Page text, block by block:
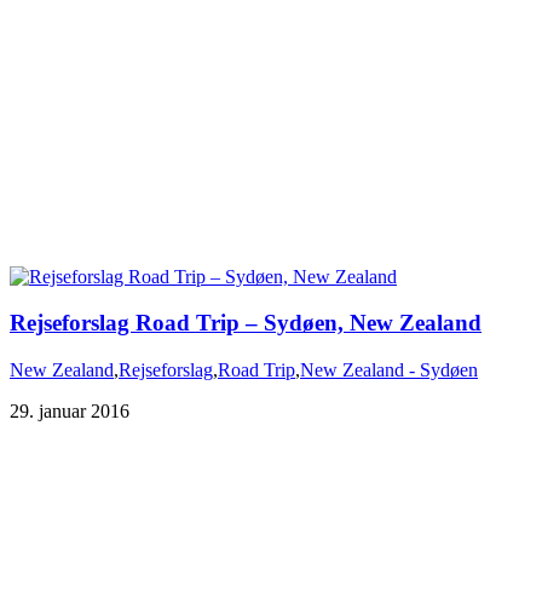
Rejseforslag Road Trip – Sydøen, New Zealand
New Zealand,Rejseforslag,Road Trip,New Zealand - Sydøen
29. januar 2016